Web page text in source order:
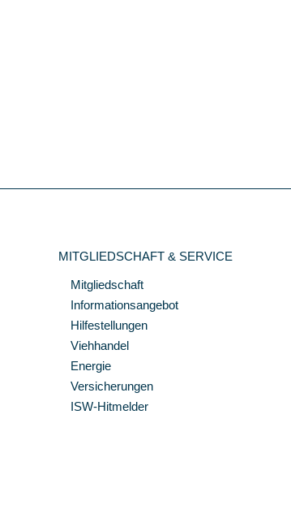
MITGLIEDSCHAFT & SERVICE
Mitgliedschaft
Informationsangebot
Hilfestellungen
Viehhandel
Energie
Versicherungen
ISW-Hitmelder